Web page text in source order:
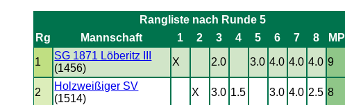
Rangliste nach Runde 5
Rg
Mannschaft 1 2 3 4 5 6 7 8 MP
1
SG 1871 Löberitz III
(1456)
X 2.0 3.0 4.0 4.0 4.0 9
2
Holzweißiger SV
(1514)
X 3.0 1.5 3.0 4.0 2.5 8